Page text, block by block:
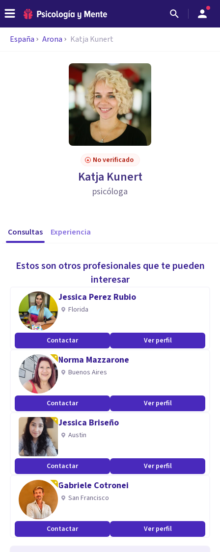
España Arona Katja Kunert
No verificado
Katja Kunert
psicóloga
Consultas Experiencia
Estos son otros profesionales que te pueden
interesar
Jessica Perez Rubio
Florida
Contactar Ver perfil
Norma Mazzarone
Buenos Aires
Contactar Ver perfil
Jessica Briseño
Austin
Contactar Ver perfil
Gabriele Cotronei
San Francisco
Contactar Ver perfil